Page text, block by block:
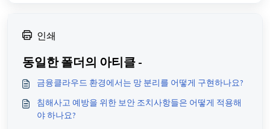
인쇄
동일한 폴더의 아티클 -
금융클라우드 환경에서는 망 분리를 어떻게 구현하나요?
침해사고 예방을 위한 보안 조치사항들은 어떻게 적용해
야 하나요?